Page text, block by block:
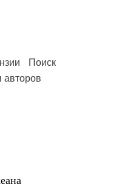
Поиск
авторов